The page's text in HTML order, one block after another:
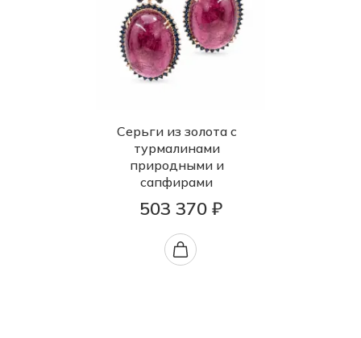
Серьги из золота с
турмалинами
природными и
сапфирами
503 370 ₽